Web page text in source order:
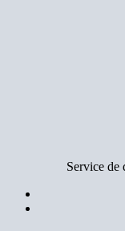
Service de